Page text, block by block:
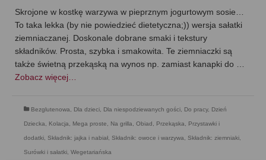
Skrojone w kostkę warzywa w pieprznym jogurtowym sosie…
To taka lekka (by nie powiedzieć dietetyczna;)) wersja sałatki
ziemniaczanej. Doskonale dobrane smaki i tekstury
składników. Prosta, szybka i smakowita. Te ziemniaczki są
także świetną przekąską na wynos np. zamiast kanapki do …
Zobacz więcej…
Bezglutenowa Dla dzieci Dla niespodziewanych gości Do pracy, Dzień
Dziecka Kolacja Mega proste Na grilla Obiad Przekąska Przystawki i
dodatki Składnik: jajka i nabiał Składnik: owoce i warzywa Składnik: ziemniaki
Surówki i sałatki Wegetariańska